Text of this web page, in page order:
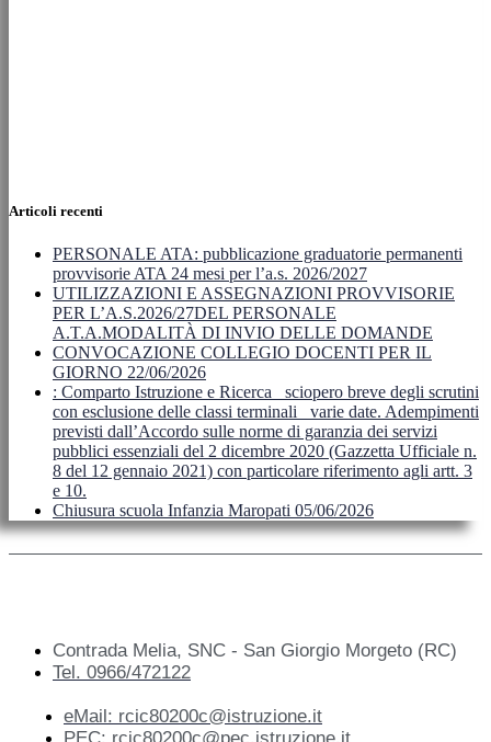
Articoli recenti
PERSONALE ATA: pubblicazione graduatorie permanenti
provvisorie ATA 24 mesi per l’a.s. 2026/2027
UTILIZZAZIONI E ASSEGNAZIONI PROVVISORIE
PER L’A.S.2026/27DEL PERSONALE
A.T.A.MODALITÀ DI INVIO DELLE DOMANDE
CONVOCAZIONE COLLEGIO DOCENTI PER IL
GIORNO 22/06/2026
: Comparto Istruzione e Ricerca_ sciopero breve degli scrutini
con esclusione delle classi terminali_ varie date. Adempimenti
previsti dall’Accordo sulle norme di garanzia dei servizi
pubblici essenziali del 2 dicembre 2020 (Gazzetta Ufficiale n.
8 del 12 gennaio 2021) con particolare riferimento agli artt. 3
e 10.
Chiusura scuola Infanzia Maropati 05/06/2026
Contrada Melia, SNC - San Giorgio Morgeto (RC)
Tel. 0966/472122
eMail: rcic80200c@istruzione.it